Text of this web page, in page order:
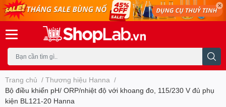
Trang chủ / Thương hiệu Hanna /
Bộ điều khiển pH/ ORP/nhiệt độ với khoang đo, 115/230 V đủ phụ
kiện BL121-20 Hanna